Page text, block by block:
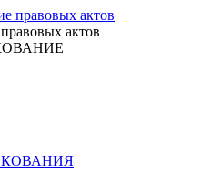
актов